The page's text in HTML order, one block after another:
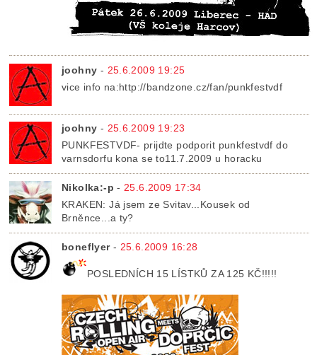
joohny - 25.6.2009 19:25
vice info na:http://bandzone.cz/fan/punkfestvdf
joohny - 25.6.2009 19:23
PUNKFESTVDF- prijdte podporit punkfestvdf do
varnsdorfu kona se to11.7.2009 u horacku
Nikolka:-p - 25.6.2009 17:34
KRAKEN: Já jsem ze Svitav...Kousek od
Brněnce...a ty?
boneflyer- 25.6.2009 16:28
POSLEDNÍCH 15 LÍSTKŮ ZA 125 KČ!!!!!